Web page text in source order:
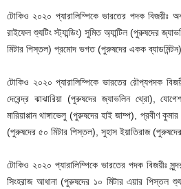
টোকিও ২০২০ প্যারালিম্পিকে ভারতের পদক বিজয়ীঃ
রাইফেল শ্যুটিং স্ট্যান্ডিং) সুমিত অ্যান্টিল (পুরুষদের
মিটার পিস্তল) প্রমোদ ভগত (পুরুষদের একক
টোকিও ২০২০ প্যারালিম্পিকে ভারতের রৌপ্যপদক
দেবেন্দ্র ঝাঝারিয়া (পুরুষদের জ্যাভলিন থ্রো),
মারিয়াপ্পান থাঙ্গাভেলু (পুরুষদের হাই জাম্প), প্রবীণ
(পুরুষদের ৫০ মিটার পিস্তল), সুহাস ইয়াতিরাজ (পুরুষদের
টোকিও ২০২০ প্যারালিম্পিকে ভারতের পদক বিজয়ীঃ
সিংহরাজ আধানা (পুরুষদের ১০ মিটার এয়ার পিস্তল